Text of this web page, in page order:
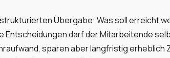
Übergabe: Was soll erreicht
Entscheidungen darf der Mitarbeitende
sparen aber langfristig erheblich